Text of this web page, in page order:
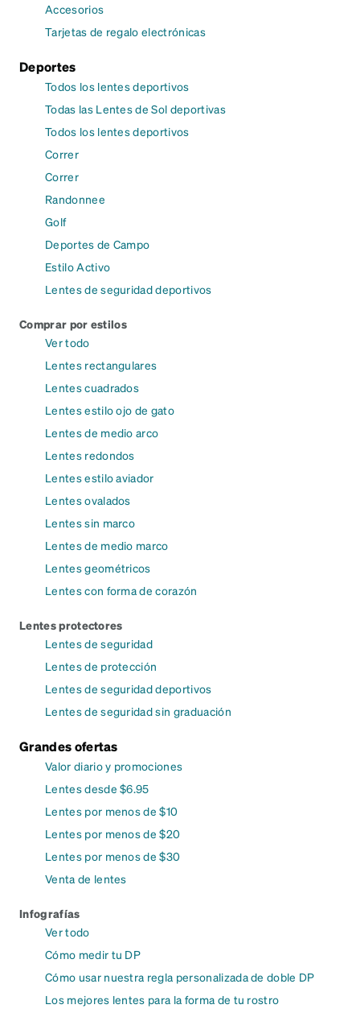
Accesorios
Tarjetas de regalo electrónicas
Deportes
Todos los lentes deportivos
Todas las Lentes de Sol deportivas
Todos los lentes deportivos
Correr
Correr
Randonnee
Golf
Deportes de Campo
Estilo Activo
Lentes de seguridad deportivos
Comprar por estilos
Ver todo
Lentes rectangulares
Lentes cuadrados
Lentes estilo ojo de gato
Lentes de medio arco
Lentes redondos
Lentes estilo aviador
Lentes ovalados
Lentes sin marco
Lentes de medio marco
Lentes geométricos
Lentes con forma de corazón
Lentes protectores
Lentes de seguridad
Lentes de protección
Lentes de seguridad deportivos
Lentes de seguridad sin graduación
Grandes ofertas
Valor diario y promociones
Lentes desde $6.95
Lentes por menos de $10
Lentes por menos de $20
Lentes por menos de $30
Venta de lentes
Infografías
Ver todo
Cómo medir tu DP
Cómo usar nuestra regla personalizada de doble DP
Los mejores lentes para la forma de tu rostro